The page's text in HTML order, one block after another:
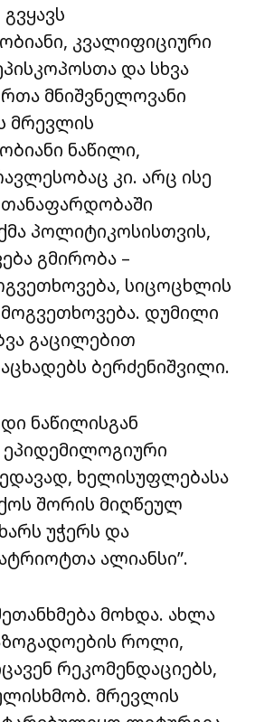
კვალიფიციური
და სხვა
მნიშვნელოვანი
მრევლის
ნაწილი,
კი. არც ისე
პოლიტიკოსისთვის,
გმირობა –
სიცოცხლის
დუმილი
გაცილებით
ბერძენიშვილი.
ნაწილისგან
ეპიდემილოგიური
ხელისუფლებასა
შორის მიღწეულ
უჭერს და
ალიანსი”.
მოხდა. ახლა
როლი,
რეკომენდაციებს,
მრევლის